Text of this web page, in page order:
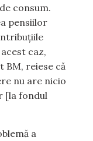
consum.
pensiilor
caz,
BM, reiese că
nu are nicio
[la fondul
a